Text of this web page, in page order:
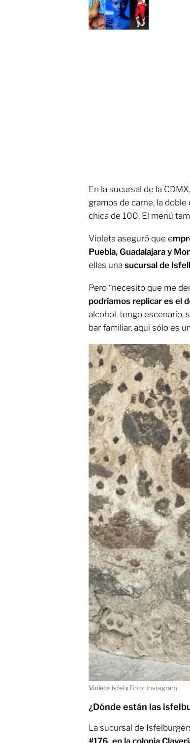
En la sucursal de la
gramos de carne, la
chica de 100. El menú
Violeta aseguró que e
Puebla, Guadalajara y
ellas una sucursal de
Pero “necesito que me
podríamos replicar es el
alcohol, tengo escenario,
bar familiar, aquí sólo es
Violeta Isfelı Foto: Instagram
¿Dónde están las
La sucursal de
#176, en la colonia